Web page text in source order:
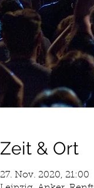
Zeit & Ort
27. Nov. 2020, 21:00